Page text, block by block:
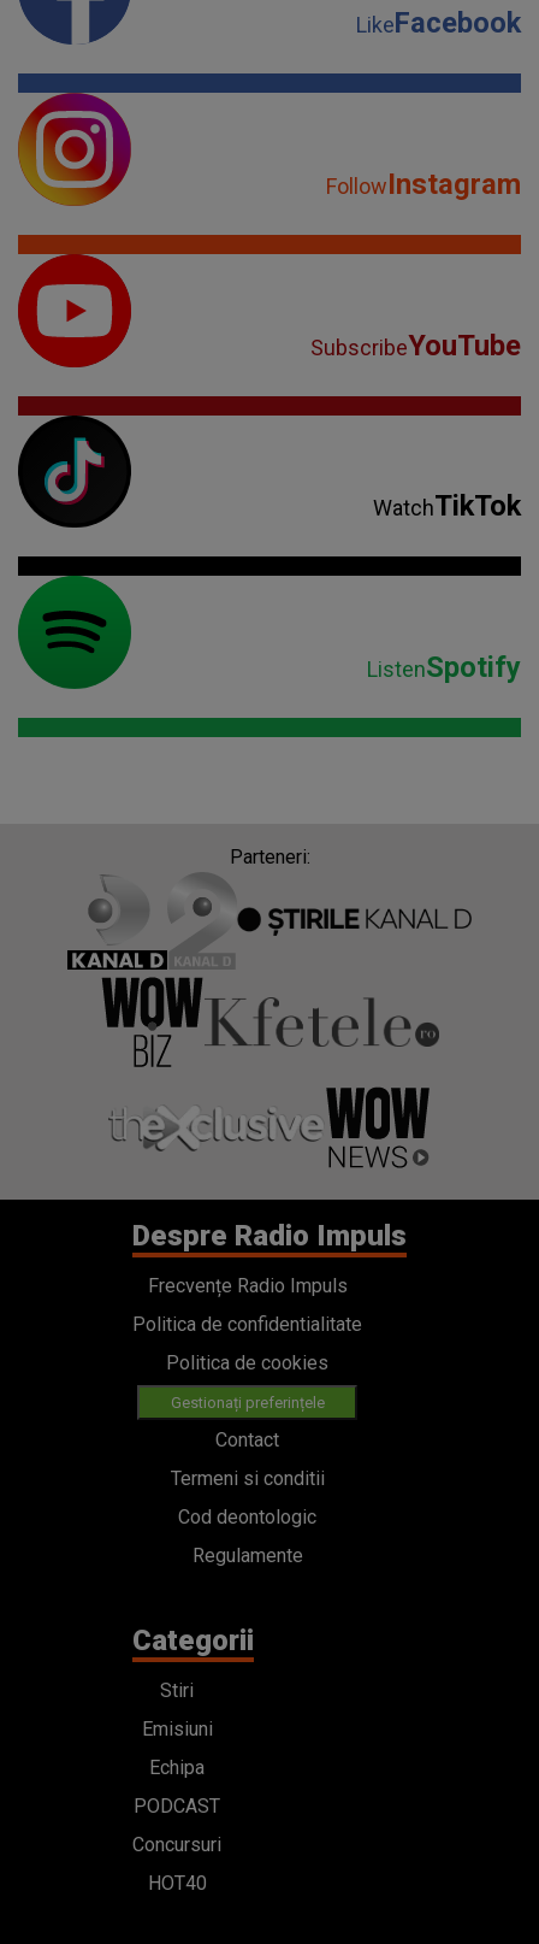
LikeFacebook
FollowInstagram
SubscribeYouTube
WatchTikTok
ListenSpotify
Parteneri:
Despre Radio Impuls
Frecvențe Radio Impuls
Politica de confidentialitate
Politica de cookies
Gestionați preferințele
Contact
Termeni si conditii
Cod deontologic
Regulamente
Categorii
Stiri
Emisiuni
Echipa
PODCAST
Concursuri
HOT40